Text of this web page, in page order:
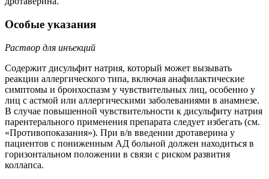
Особые указания
Раствор для инъекций
Содержит дисульфит натрия, который может вызывать
реакции аллергического типа, включая анафилактические
симптомы и бронхоспазм у чувствительных лиц, особенно у
лиц с астмой или аллергическими заболеваниями в анамнезе.
В случае повышенной чувствительности к дисульфиту натрия
парентерального применения препарата следует избегать (см.
«Противопоказания»). При в/в введении дротаверина у
пациентов с пониженным АД больной должен находиться в
горизонтальном положении в связи с риском развития
коллапса.